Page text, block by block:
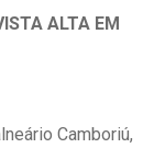
ALTA EM
Camboriú,